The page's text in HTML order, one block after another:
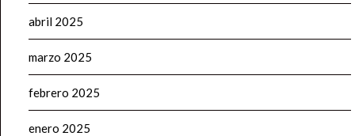
abril 2025
marzo 2025
febrero 2025
enero 2025